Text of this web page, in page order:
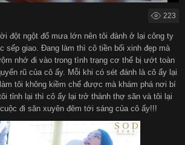
Español
Nederlands
223
đột ngột đổ mưa lớn nên tôi đành ở lại công ty
sếp giao. Đang làm thì cô tiền bối xinh đẹp mà
nhớ đi vào trong tình trạng cơ thể bị ướt toàn
rũ của cô ấy. Mỗi khi có sét đánh là cô ấy lại
tôi không kiềm chế được mà khám phá nơi bí
tỉnh lại thì cô ấy lại trở thành thợ săn và tôi lại
đi săn xuyên đêm tới sáng của cô ấy!!!